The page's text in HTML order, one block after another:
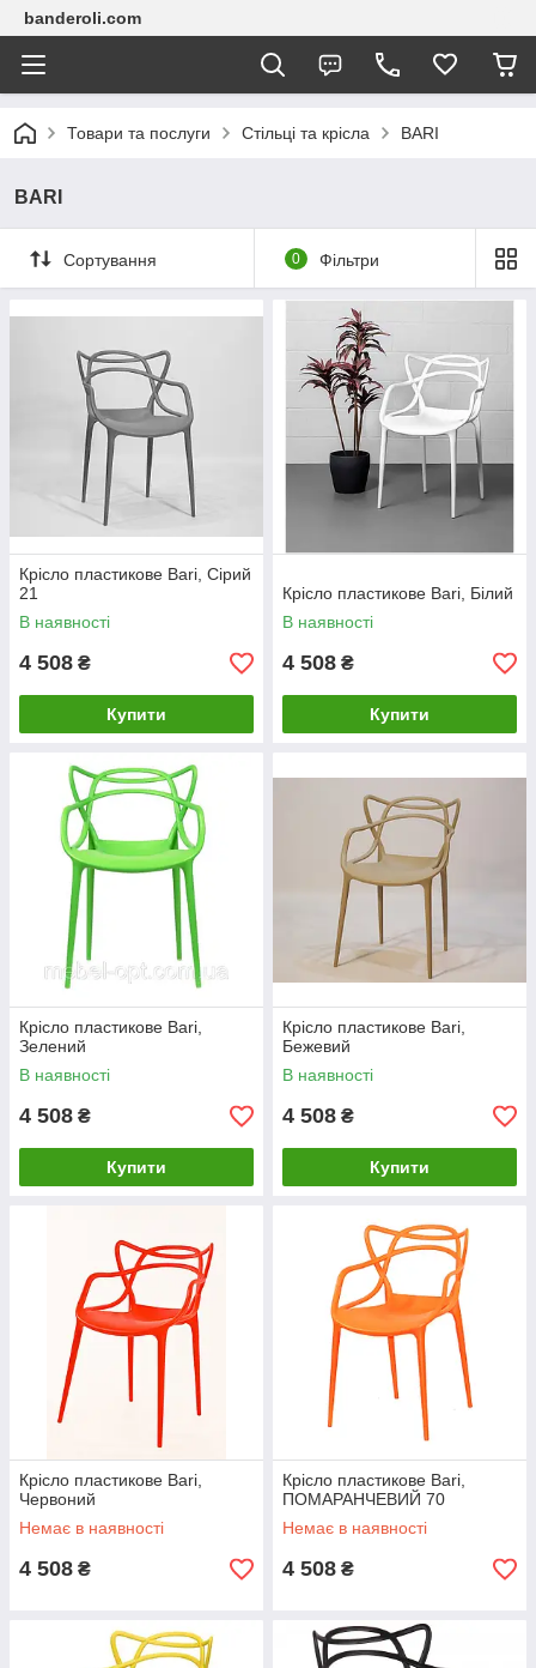
banderoli.com
Товари та послуги Стільці та крісла BARI
BARI
Сортування 0 Фільтри
Крісло пластикове Bari, Сірий
21
В наявності
4 508 ₴
Купити
Крісло пластикове Bari, Білий
В наявності
4 508 ₴
Купити
Крісло пластикове Bari,
Зелений
В наявності
4 508 ₴
Купити
Крісло пластикове Bari,
Бежевий
В наявності
4 508 ₴
Купити
Крісло пластикове Bari,
Червоний
Немає в наявності
4 508 ₴
Крісло пластикове Bari,
ПОМАРАНЧЕВИЙ 70
Немає в наявності
4 508 ₴